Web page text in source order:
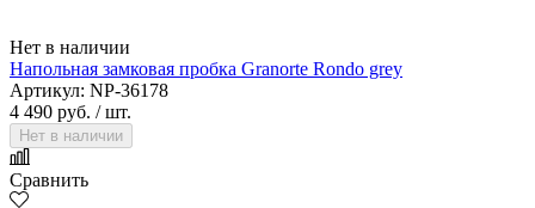
Нет в наличии
Напольная замковая пробка Granorte Rondo grey
Артикул: NP-36178
4 490 руб. / шт.
Нет в наличии
Сравнить